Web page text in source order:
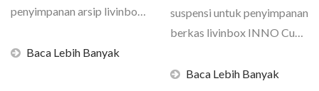
penyimpanan arsip livinbox
Baca Lebih Banyak
suspensi untuk penyimpanan
berkas livinbox INNO Cube
Baca Lebih Banyak